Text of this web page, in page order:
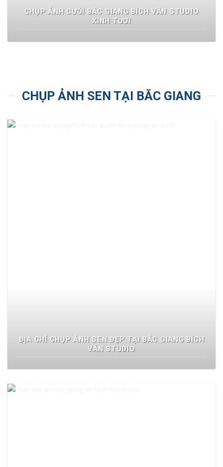
CHỤP ẢNH CƯỚI BẮC GIANG BÍCH VÂN STUDIO
XINH TƯƠI
CHỤP ẢNH SEN TẠI BĂC GIANG
ĐỊA CHỈ CHỤP ẢNH SEN ĐẸP TẠI BẮC GIANG BÍCH
VÂN STUDIO